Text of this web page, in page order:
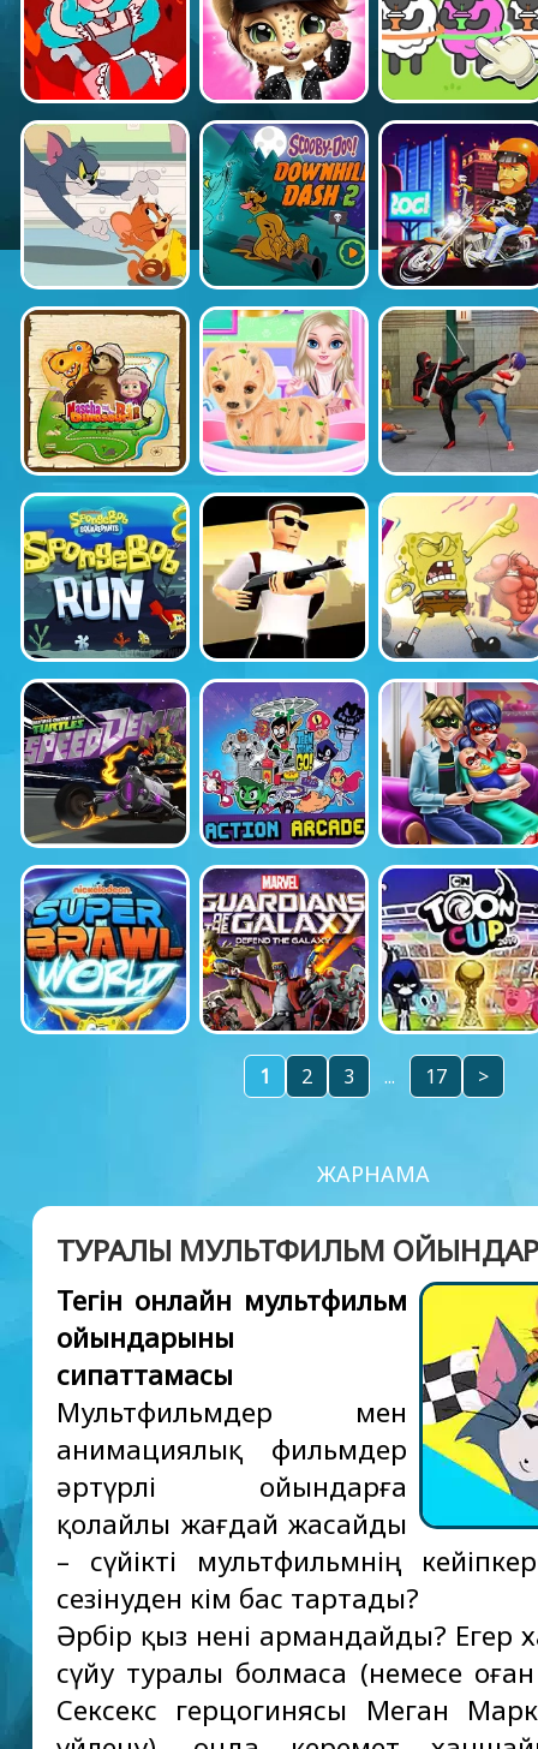
1 2 3 ... 17 >
ЖАРНАМА
ТУРАЛЫ МУЛЬТФИЛЬМ
Тегін онлайн мультфильм
ойындарының
сипаттамасы
Мультфильмдер мен
анимациялық фильмдер
әртүрлі ойындарға
қолайлы жағдай жасайды
– сүйікті мультфильмнің
сезінуден кім бас тартады?
Әрбір қыз нені армандайды? Егер
сүйу туралы болмаса (немесе
Сексекс герцогинясы Меган